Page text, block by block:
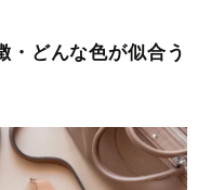
・どんな色が似合う